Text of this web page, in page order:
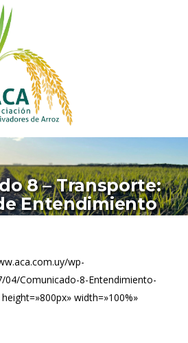
8 – Transporte:
Entendimiento
wp-
Comunicado-8-Entendimiento-
width=»100%»